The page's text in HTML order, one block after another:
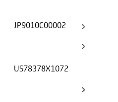
JP9010C00002
US78378X1072